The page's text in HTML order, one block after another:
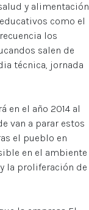
y alimentación
como el
los
salen de
técnica, jornada
en el año 2014 al
van a parar estos
el pueblo en
en el ambiente
la proliferación de